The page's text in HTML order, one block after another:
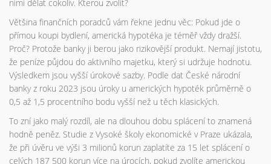
nimi dělat cokoliv. Kterou zvolit?
Většina finančních poradců vám řekne jednu věc: Pokud jde o
přímou koupi bydlení, americká hypotéka je téměř vždy dražší.
Proč? Protože banky ji berou jako rizikovější produkt. Nemají jistotu,
že peníze půjdou do aktivního majetku, který si udržuje hodnotu.
Výsledkem jsou vyšší úrokové sazby. Podle dat České národní
banky z roku 2023 jsou úroky u amerických hypoték průměrně o
0,5 až 1,5 procentního bodu vyšší než u těch klasických.
To zní jako malý rozdíl, ale na dlouhou dobu splácení to znamená
hodně peněz. Studie z Vysoké školy ekonomické v Praze ukázala,
že při úvěru ve výši 3 milionů korun zaplatíte za 15 let splácení o
celých 187 500 korun více na úrocích, pokud zvolíte americkou